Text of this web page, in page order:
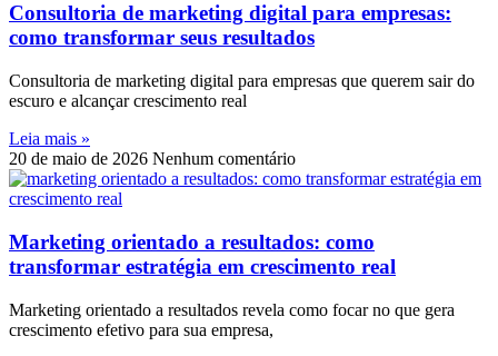
Consultoria de marketing digital para empresas:
como transformar seus resultados
Consultoria de marketing digital para empresas que querem sair do
escuro e alcançar crescimento real
Leia mais »
20 de maio de 2026 Nenhum comentário
Marketing orientado a resultados: como
transformar estratégia em crescimento real
Marketing orientado a resultados revela como focar no que gera
crescimento efetivo para sua empresa,